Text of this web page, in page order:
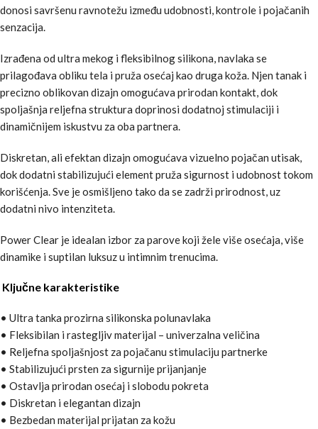
donosi savršenu ravnotežu između udobnosti, kontrole i pojačanih
senzacija.
Izrađena od ultra mekog i fleksibilnog silikona, navlaka se
prilagođava obliku tela i pruža osećaj kao druga koža. Njen tanak i
precizno oblikovan dizajn omogućava prirodan kontakt, dok
spoljašnja reljefna struktura doprinosi dodatnoj stimulaciji i
dinamičnijem iskustvu za oba partnera.
Diskretan, ali efektan dizajn omogućava vizuelno pojačan utisak,
dok dodatni stabilizujući element pruža sigurnost i udobnost tokom
korišćenja. Sve je osmišljeno tako da se zadrži prirodnost, uz
dodatni nivo intenziteta.
Power Clear je idealan izbor za parove koji žele više osećaja, više
dinamike i suptilan luksuz u intimnim trenucima.
Ključne karakteristike
• Ultra tanka prozirna silikonska polunavlaka
• Fleksibilan i rastegljiv materijal – univerzalna veličina
• Reljefna spoljašnjost za pojačanu stimulaciju partnerke
• Stabilizujući prsten za sigurnije prijanjanje
• Ostavlja prirodan osećaj i slobodu pokreta
• Diskretan i elegantan dizajn
• Bezbedan materijal prijatan za kožu